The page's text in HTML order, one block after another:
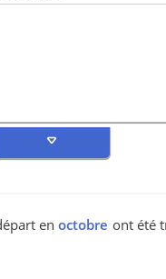
enoctobre ont été